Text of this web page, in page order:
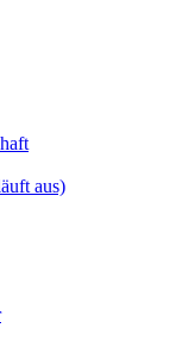
aus)